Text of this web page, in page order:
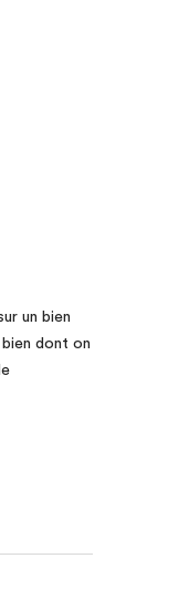
un bien
dont on